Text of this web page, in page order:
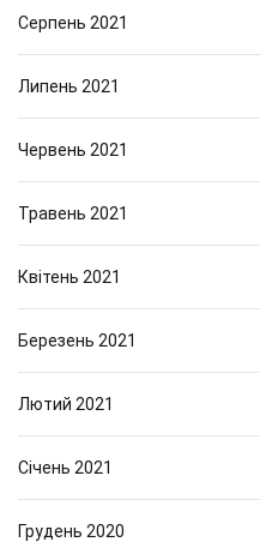
Серпень 2021
Липень 2021
Червень 2021
Травень 2021
Квітень 2021
Березень 2021
Лютий 2021
Січень 2021
Грудень 2020